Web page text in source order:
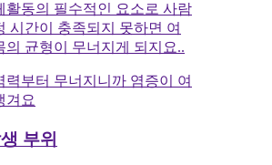
활동의 필수적인 요소로 사람
시간이 충족되지 못하면 여
의 균형이 무너지게 되지요..
력부터 무너지니까 염증이 여
겨요
부위